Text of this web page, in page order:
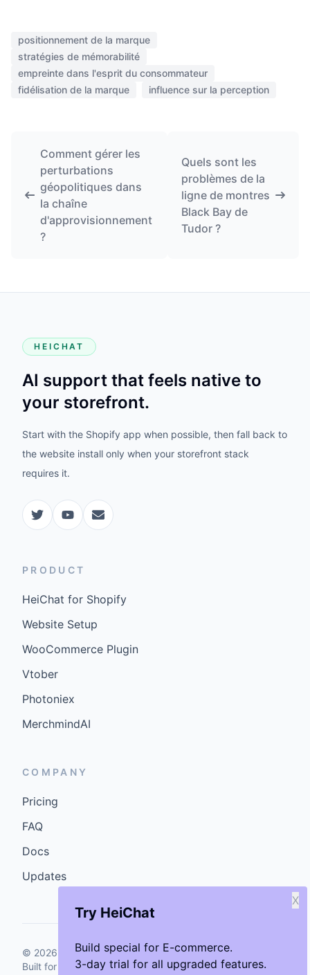
Try HeiChat
Build special for E-commerce.
3-day trial for all upgraded features.
X
positionnement de la marque
stratégies de mémorabilité
empreinte dans l'esprit du consommateur
fidélisation de la marque
influence sur la perception
Comment gérer les
perturbations
géopolitiques dans
la chaîne
d'approvisionnement
?
Quels sont les
problèmes de la
ligne de montres
Black Bay de
Tudor ?
HEICHAT
AI support that feels native to
your storefront.
Start with the Shopify app when possible, then fall back to
the website install only when your storefront stack
requires it.
PRODUCT
HeiChat for Shopify
Website Setup
WooCommerce Plugin
Vtober
Photoniex
MerchmindAI
COMPANY
Pricing
FAQ
Docs
Updates
© 2026 GenCybers Inc. All rights reserved.
Built for storefronts that want faster answers and cleaner